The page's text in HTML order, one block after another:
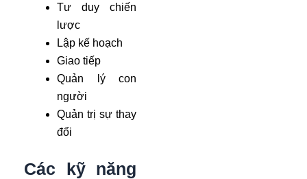
Tư duy chiến
lược
Lập kế hoạch
Giao tiếp
Quản lý con
người
Quản trị sự thay
đổi
Các kỹ năng